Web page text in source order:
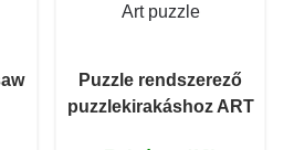
Art puzzle
Puzzle rendszerező
puzzlekirakáshoz ART